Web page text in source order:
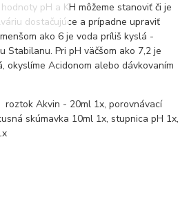
pH a KH môžeme stanoviť či je
dostačujúce a prípadne upraviť
ako 6 je voda príliš kyslá -
Stabilanu. Pri pH väčšom ako 7,2 je
okyslíme Acidonom alebo dávkovaním
roztok Akvin - 20ml 1x, porovnávací
skúmavka 10ml 1x, stupnica pH 1x,